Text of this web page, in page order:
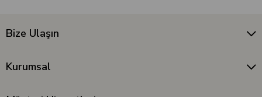
Bize Ulaşın
Kurumsal